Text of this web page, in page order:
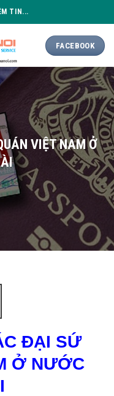
TIN...
FACEBOOK
VIỆT NAM Ở
ĐẠI SỨ
Ở NƯỚC